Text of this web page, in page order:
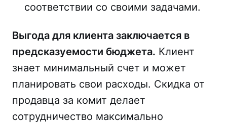
соответствии со своими задачами.
Выгода для клиента заключается в
предсказуемости бюджета. Клиент
знает минимальный счет и может
планировать свои расходы. Скидка от
продавца за комит делает
сотрудничество максимально